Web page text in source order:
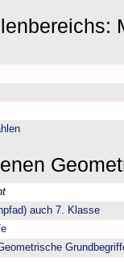
auch 7. Klasse